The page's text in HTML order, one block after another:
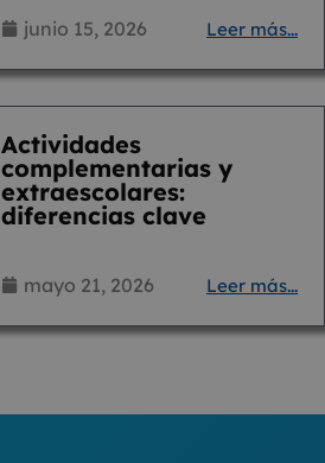
junio 15, 2026 Leer más...
Actividades
complementarias y
extraescolares:
diferencias clave
mayo 21, 2026 Leer más...